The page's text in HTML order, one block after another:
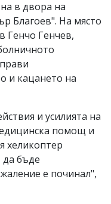
в двора на
Благоев". На място
Генчев,
и кацането на
и усилията на
помощ и
хеликоптер
да бъде
е починал",